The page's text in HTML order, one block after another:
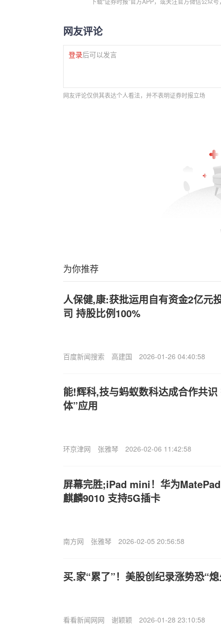
网友评论
登录后可以发言
网友评论仅供其表达个人看法，并不表明证券时报立场
为你推荐
人保健,康:获批运用自有资金2亿元
司 持股比例100%
百度新闻搜索 高建国 2026-01-26 04:40:58
能!辉科,技与蚂蚁数科达成合作共
体”应用
环京津网 张雅琴 2026-02-06 11:42:58
屏幕完胜;iPad mini！华为
麒麟9010 支持5G插卡
南方网 张雅琴 2026-02-05 20:56:58
买.家“累了”！美股创纪录涨势恐“
看看新闻网网 谢颖颖 2026-01-28 23:10:58